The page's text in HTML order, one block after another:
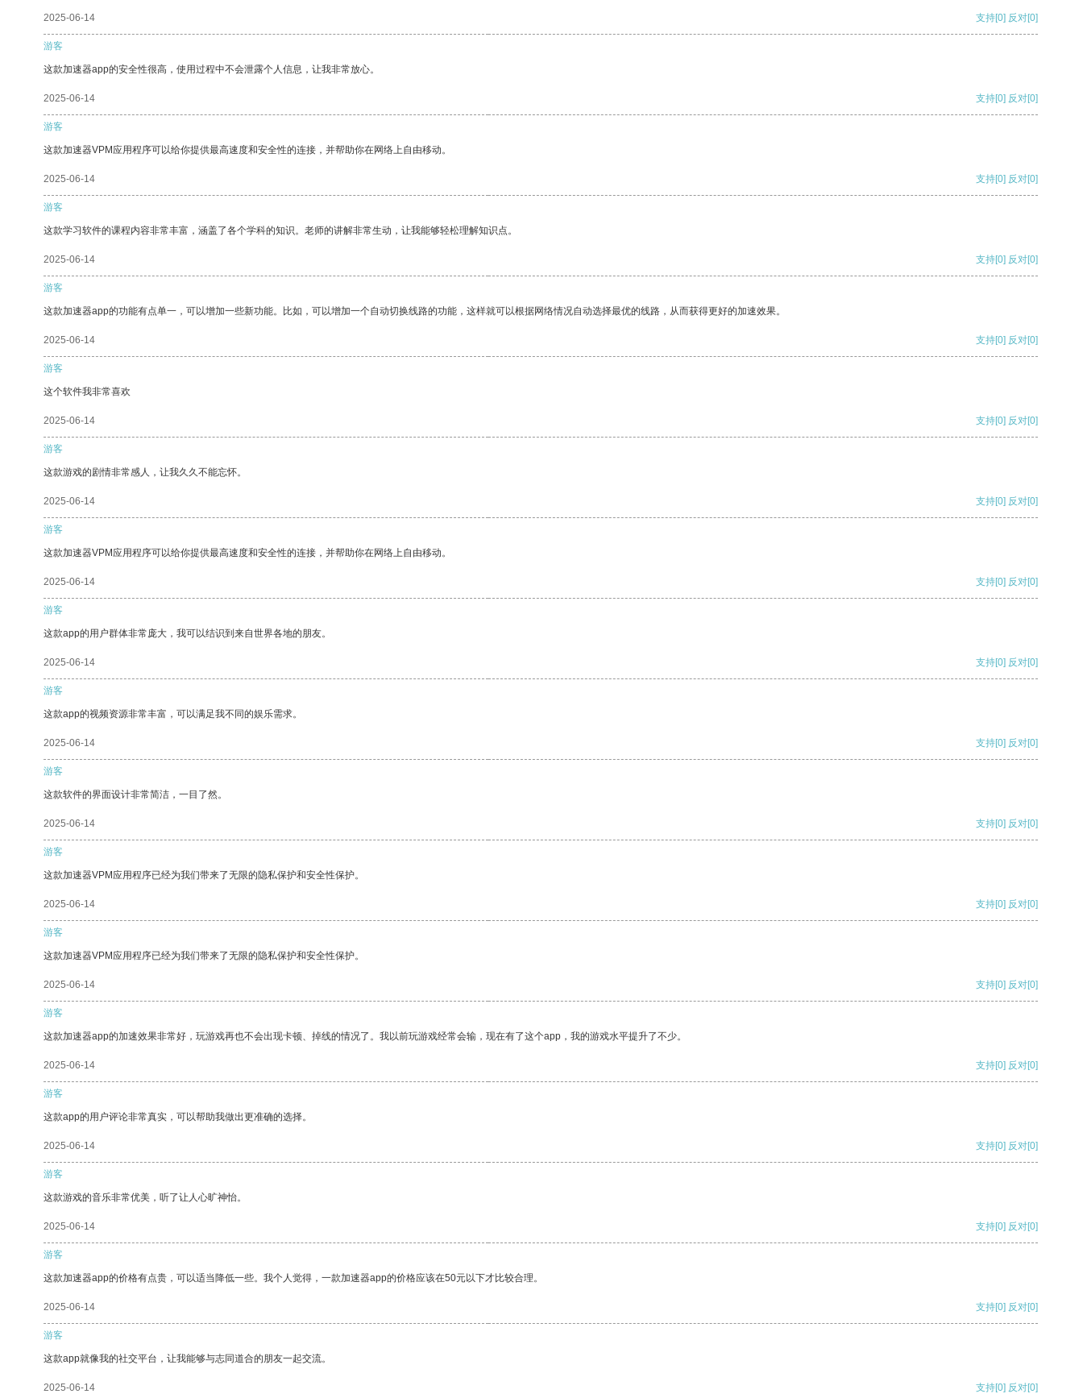
2025-06-14 支持[0] 反对[0]
游客
这款加速器app的安全性很高，使用过程中不会泄露个人信息，让我非常放心。
2025-06-14 支持[0] 反对[0]
游客
这款加速器VPM应用程序可以给你提供最高速度和安全性的连接，并帮助你在网络上自由移动。
2025-06-14 支持[0] 反对[0]
游客
这款学习软件的课程内容非常丰富，涵盖了各个学科的知识。老师的讲解非常生动，让我能够轻松理解知识点。
2025-06-14 支持[0] 反对[0]
游客
这款加速器app的功能有点单一，可以增加一些新功能。比如，可以增加一个自动切换线路的功能，这样就可以根据网络情况自动选择最优的线路，从而获得更好的加速效果。
2025-06-14 支持[0] 反对[0]
游客
这个软件我非常喜欢
2025-06-14 支持[0] 反对[0]
游客
这款游戏的剧情非常感人，让我久久不能忘怀。
2025-06-14 支持[0] 反对[0]
游客
这款加速器VPM应用程序可以给你提供最高速度和安全性的连接，并帮助你在网络上自由移动。
2025-06-14 支持[0] 反对[0]
游客
这款app的用户群体非常庞大，我可以结识到来自世界各地的朋友。
2025-06-14 支持[0] 反对[0]
游客
这款app的视频资源非常丰富，可以满足我不同的娱乐需求。
2025-06-14 支持[0] 反对[0]
游客
这款软件的界面设计非常简洁，一目了然。
2025-06-14 支持[0] 反对[0]
游客
这款加速器VPM应用程序已经为我们带来了无限的隐私保护和安全性保护。
2025-06-14 支持[0] 反对[0]
游客
这款加速器VPM应用程序已经为我们带来了无限的隐私保护和安全性保护。
2025-06-14 支持[0] 反对[0]
游客
这款加速器app的加速效果非常好，玩游戏再也不会出现卡顿、掉线的情况了。我以前玩游戏经常会输，现在有了这个app，我的游戏水平提升了不少。
2025-06-14 支持[0] 反对[0]
游客
这款app的用户评论非常真实，可以帮助我做出更准确的选择。
2025-06-14 支持[0] 反对[0]
游客
这款游戏的音乐非常优美，听了让人心旷神怡。
2025-06-14 支持[0] 反对[0]
游客
这款加速器app的价格有点贵，可以适当降低一些。我个人觉得，一款加速器app的价格应该在50元以下才比较合理。
2025-06-14 支持[0] 反对[0]
游客
这款app就像我的社交平台，让我能够与志同道合的朋友一起交流。
2025-06-14 支持[0] 反对[0]